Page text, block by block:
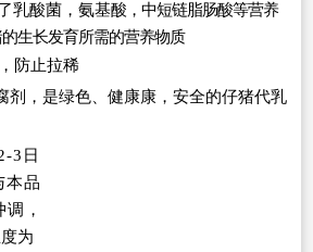
乳酸菌， 氨基酸，中短链脂肠酸等营养
的生长发育所需的营养物质
防止拉稀
剂，是绿色、健康康，安全的仔猪代乳
3日
本品
，
为